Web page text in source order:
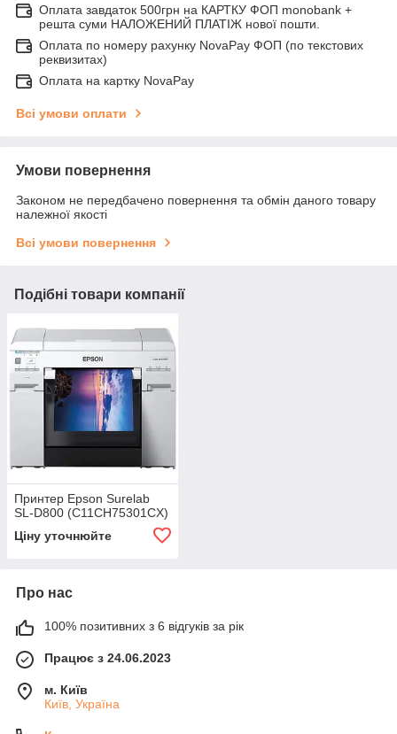
Оплата завдаток 500грн на КАРТКУ ФОП monobank +
решта суми НАЛОЖЕНИЙ ПЛАТІЖ нової пошти.
Оплата по номеру рахунку NovaPay ФОП (по текстових
реквизитах)
Оплата на картку NovaPay
Всі умови оплати
Умови повернення
Законом не передбачено повернення та обмін даного товару
належної якості
Всі умови повернення
Подібні товари компанії
Принтер Epson Surelab
SL-D800 (C11CH75301CX)
Ціну уточнюйте
Про нас
100% позитивних з 6 відгуків за рік
Працює з 24.06.2023
м. Київ
Київ, Україна